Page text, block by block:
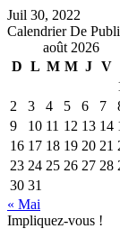
6
Juil 30, 2022
Calendrier De
août 2026
D L M M J V
2
3 4 5 6 7
9
10 11 12 13 14
16 17 18 19 20 21
23 24 25 26 27 28
30 31
« Mai
Impliquez-vous !